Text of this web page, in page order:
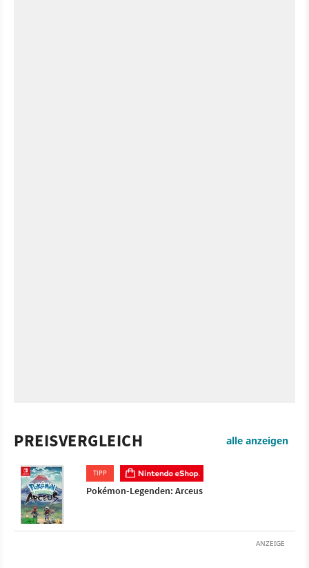
PREISVERGLEICH alle anzeigen
TIPP
Pokémon-Legenden: Arceus
ANZEIGE